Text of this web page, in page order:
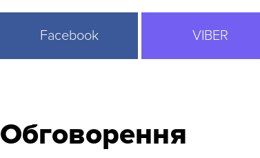
Facebook VIBER
Обговорення